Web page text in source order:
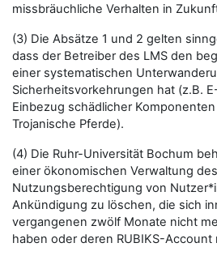
missbräuchliche Verhalten in
(3) Die Absätze 1 und 2 gelten
dass der Betreiber des LMS den
einer systematischen
Sicherheitsvorkehrungen hat (z.B.
Einbezug schädlicher
Trojanische Pferde).
(4) Die Ruhr-Universität Bochum
einer ökonomischen Verwaltung
Nutzungsberechtigung von
Ankündigung zu löschen, die sich
vergangenen zwölf Monate nicht
haben oder deren RUBIKS-